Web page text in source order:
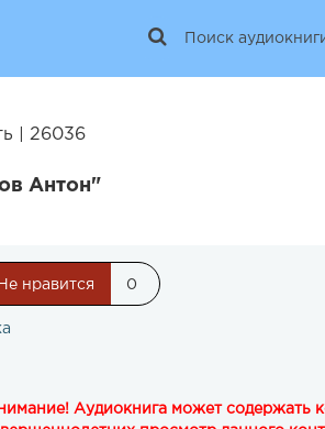
| 26036
Антон"
нравится 0
Аудиокнига может содержать